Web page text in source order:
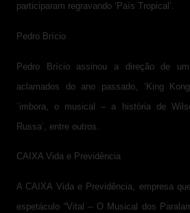
participaram regravando ‘País Tropical’.
Pedro Brício
Pedro Brício assinou a direção de
aclamados do ano passado, ‘King
´imbora, o musical – a história de
Russa’, entre outros.
CAIXA Vida e Previdência
A CAIXA Vida e Previdência, empresa
espetáculo “Vital – O Musical dos